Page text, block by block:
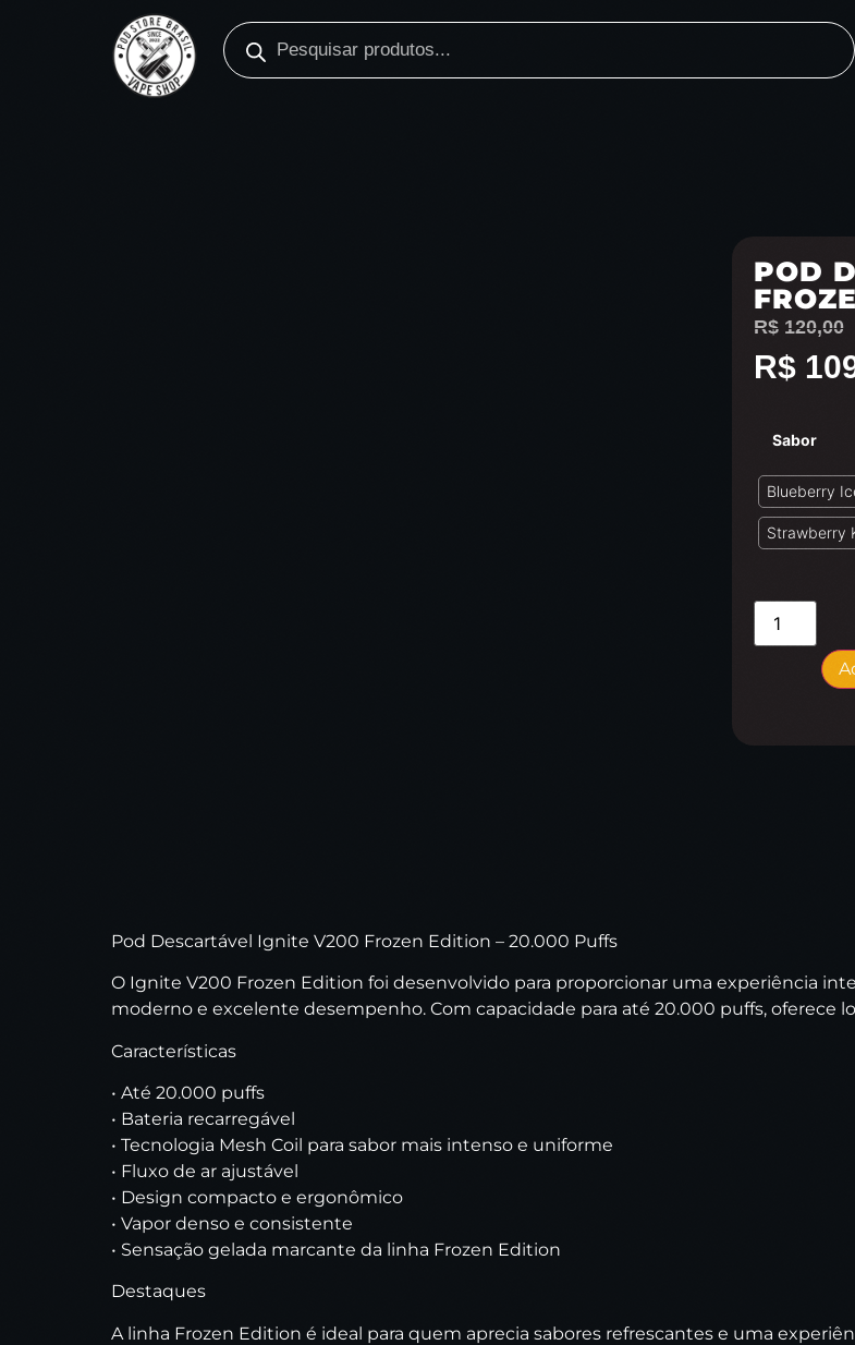
POD
R$ 120,00
R$
Sabor
Blueberry
Strawberry
Pod Descartável Ignite V200 Frozen Edition – 20.000 Puffs
O Ignite V200 Frozen Edition foi desenvolvido para proporcionar uma experiência
moderno e excelente desempenho. Com capacidade para até 20.000 puffs, oferece
Características
• Até 20.000 puffs
• Bateria recarregável
• Tecnologia Mesh Coil para sabor mais intenso e uniforme
• Fluxo de ar ajustável
• Design compacto e ergonômico
• Vapor denso e consistente
• Sensação gelada marcante da linha Frozen Edition
Destaques
A linha Frozen Edition é ideal para quem aprecia sabores refrescantes e uma